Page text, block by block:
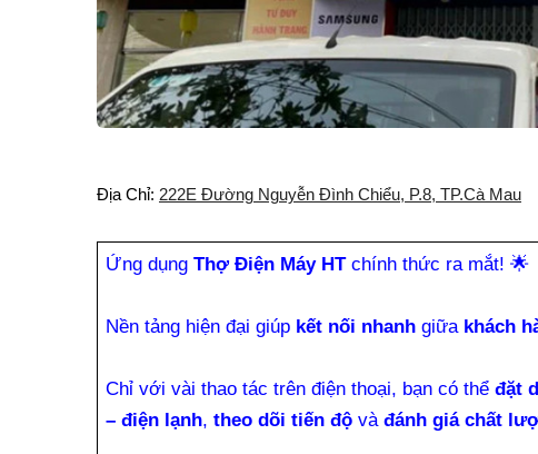
Địa Chỉ: 222E Đường Nguyễn Đình Chiểu, P.8, TP.Cà Mau
Ứng dụng Thợ Điện Máy HTchính thức ra mắt! 🌟
Nền tảng hiện đại giúp kết nối nhanhgiữa khách
Chỉ với vài thao tác trên điện thoại, bạn có thể đặt
– điện lạnh, theo dõi tiến độvà đánh giá chất